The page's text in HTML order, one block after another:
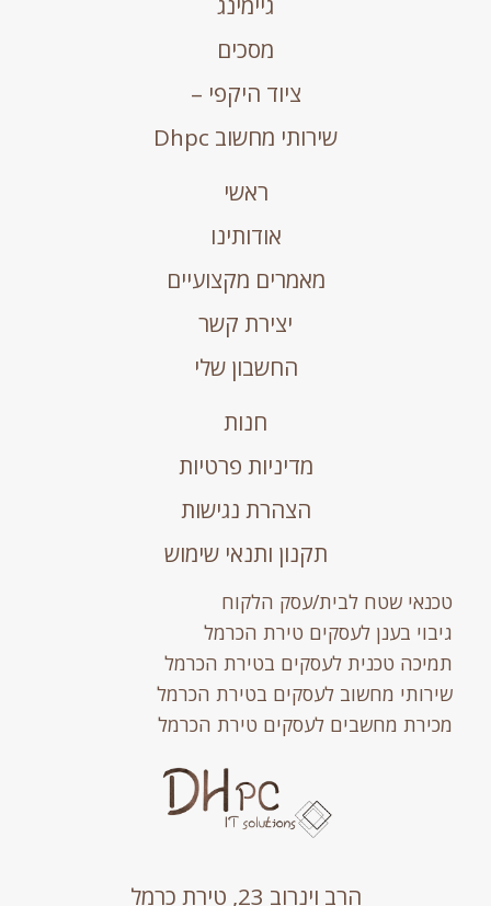
מסכים
ציוד היקפי –
שירותי מחשוב Dhpc
ראשי
אודותינו
מאמרים מקצועיים
יצירת קשר
החשבון שלי
חנות
מדיניות פרטיות
הצהרת נגישות
תקנון ותנאי שימוש
טכנאי שטח לבית/עסק הלקוח
גיבוי בענן לעסקים טירת הכרמל
תמיכה טכנית לעסקים בטירת הכרמל
שירותי מחשוב לעסקים בטירת הכרמל
מכירת מחשבים לעסקים טירת הכרמל
הרב וינרוב 23, טירת כרמל